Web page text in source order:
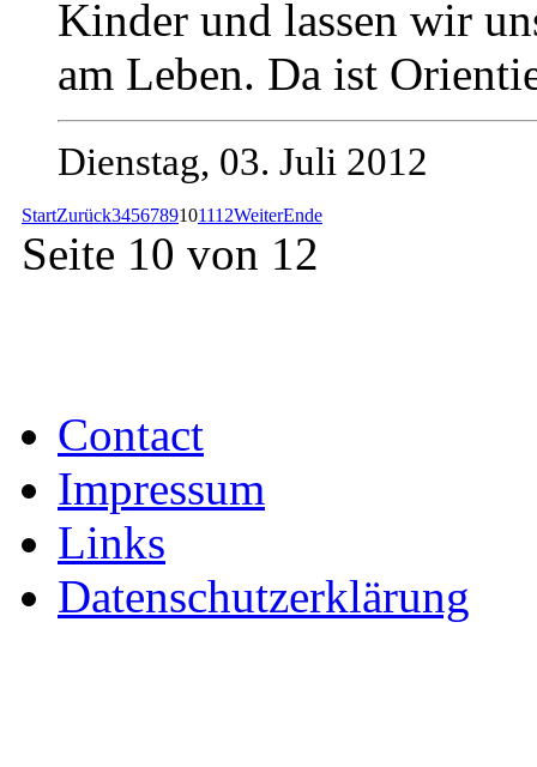
Kinder und lassen wir
am Leben. Da ist
Dienstag, 03. Juli 2012
StartZurück3456789101112WeiterEnde
Seite 10 von 12
Contact
Impressum
Links
Datenschutzerklärung